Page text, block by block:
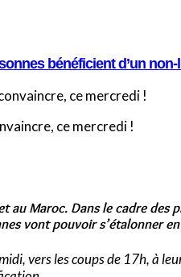
bénéficient d’un
ce mercredi !
au Maroc. Dans le cadre
vont pouvoir s’étalonner
vers les coups de 17h, à